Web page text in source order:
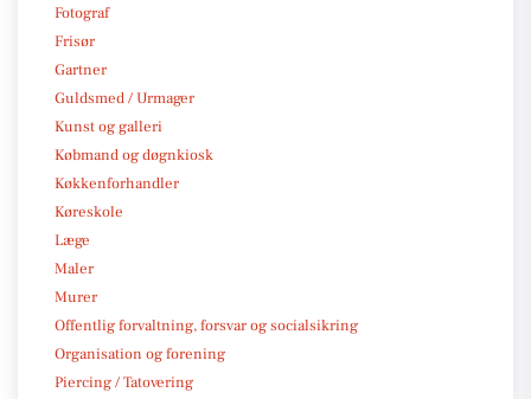
Fotograf
Frisør
Gartner
Guldsmed / Urmager
Kunst og galleri
Købmand og døgnkiosk
Køkkenforhandler
Køreskole
Læge
Maler
Murer
Offentlig forvaltning, forsvar og socialsikring
Organisation og forening
Piercing / Tatovering